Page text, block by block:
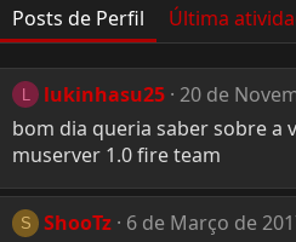
Posts de Perfil Última
L lukinhasu25 20 de
bom dia queria saber sobre a
muserver 1.0 fire team
S ShooTz 6 de Março de